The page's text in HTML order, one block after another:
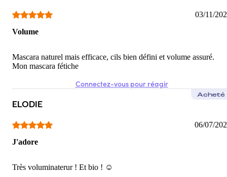
03/11/
Volume
Mascara naturel mais efficace, cils bien défini et volume assuré.
Mon mascara fétiche
Connectez-vous pour réagir
ELODIE
Acheté
06/07/
J'adore
Très voluminaterur ! Et bio ! ☺️